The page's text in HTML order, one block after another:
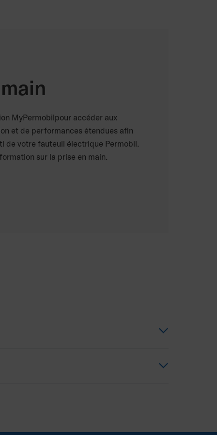
MyPermobilpour accéder aux
et de performances étendues afin
de votre fauteuil électrique Permobil.
sur la prise en main.